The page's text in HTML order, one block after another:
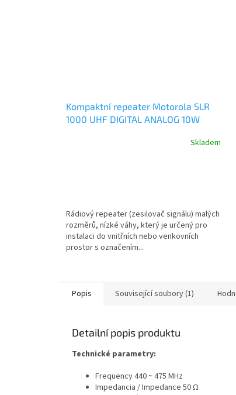
Kompaktní repeater Motorola SLR
1000 UHF DIGITAL ANALOG 10W
Skladem
Rádiový repeater (zesilovač signálu) malých
rozměrů, nízké váhy, který je určený pro
instalaci do vnitřních nebo venkovních
prostor s označením...
Popis Související soubory (1)
Detailní popis produktu
Technické parametry:
Frequency 440 ~ 475 MHz
Impedancia / Impedance 50 Ω